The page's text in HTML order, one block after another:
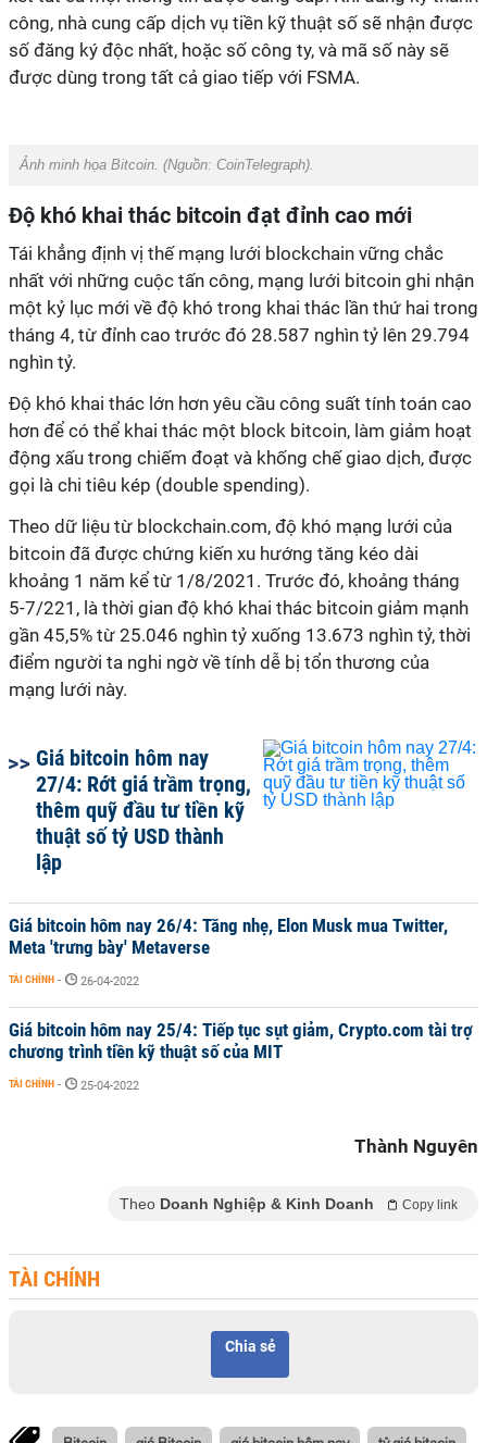
công, nhà cung cấp dịch vụ tiền kỹ thuật số sẽ nhận được
số đăng ký độc nhất, hoặc số công ty, và mã số này sẽ
được dùng trong tất cả giao tiếp với FSMA.
Ảnh minh họa Bitcoin. (Nguồn: CoinTelegraph).
Độ khó khai thác bitcoin đạt đỉnh cao mới
Tái khẳng định vị thế mạng lưới blockchain vững chắc
nhất với những cuộc tấn công, mạng lưới bitcoin ghi nhận
một kỷ lục mới về độ khó trong khai thác lần thứ hai trong
tháng 4, từ đỉnh cao trước đó 28.587 nghìn tỷ lên 29.794
nghìn tỷ.
Độ khó khai thác lớn hơn yêu cầu công suất tính toán cao
hơn để có thể khai thác một block bitcoin, làm giảm hoạt
động xấu trong chiếm đoạt và khống chế giao dịch, được
gọi là chi tiêu kép (double spending).
Theo dữ liệu từ blockchain.com, độ khó mạng lưới của
bitcoin đã được chứng kiến xu hướng tăng kéo dài
khoảng 1 năm kể từ 1/8/2021. Trước đó, khoảng tháng
5-7/221, là thời gian độ khó khai thác bitcoin giảm mạnh
gần 45,5% từ 25.046 nghìn tỷ xuống 13.673 nghìn tỷ, thời
điểm người ta nghi ngờ về tính dễ bị tổn thương của
mạng lưới này.
Giá bitcoin hôm nay
27/4: Rớt giá trầm trọng,
thêm quỹ đầu tư tiền kỹ
thuật số tỷ USD thành
lập
Giá bitcoin hôm nay 26/4: Tăng nhẹ, Elon Musk mua Twitter,
Meta 'trưng bày' Metaverse
TÀI CHÍNH - 26-04-2022
Giá bitcoin hôm nay 25/4: Tiếp tục sụt giảm, Crypto.com tài trợ
chương trình tiền kỹ thuật số của MIT
TÀI CHÍNH - 25-04-2022
Thành Nguyên
Theo Doanh Nghiệp & Kinh Doanh Copy link
TÀI CHÍNH
Chia sẻ